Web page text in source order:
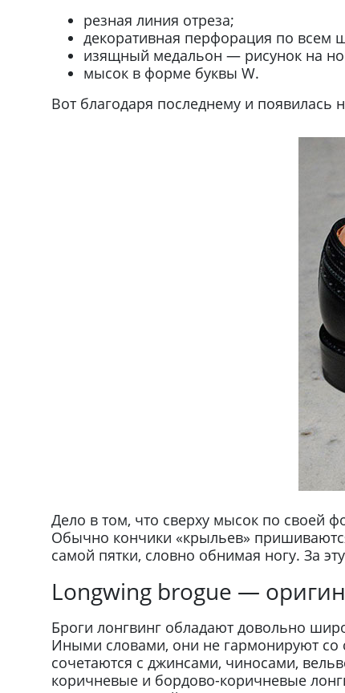
резная линия отреза;
декоративная перфорация по всем
изящный медальон — рисунок на
мысок в форме буквы W.
Вот благодаря последнему и
Дело в том, что сверху мысок по своей
Обычно кончики «крыльев»
самой пятки, словно обнимая ногу. За
Longwing brogue —
Броги лонгвинг обладают довольно
Иными словами, они не гармонируют со
сочетаются с джинсами, чиносами,
коричневые и бордово-коричневые